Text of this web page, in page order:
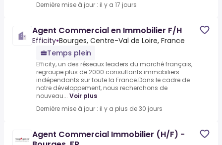
Dernière mise à jour : il y a 17 jours
Agent Commercial en Immobilier F/H
Efficity•Bourges, Centre-Val de Loire, France
Temps plein
Efficity, un des réseaux leaders du marché français,
regroupe plus de 2000 consultants immobiliers
indépendants sur toute la France.Dans le cadre de
notre développement, nous recherchons de
nouveau... Voir plus
Dernière mise à jour : il y a plus de 30 jours
Agent Commercial Immobilier (H/F) -